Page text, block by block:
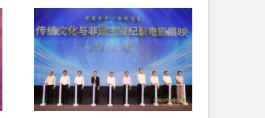
级巨制《蜘蛛侠：崭新之日》正在火
爆预售中，目前预售票房已突破1000
万！影片今日释出中国独家预售...